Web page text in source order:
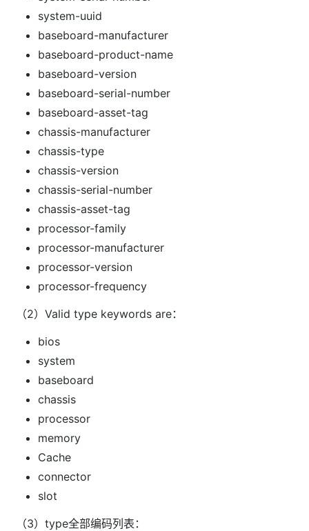
system-uuid
baseboard-manufacturer
baseboard-product-name
baseboard-version
baseboard-serial-number
baseboard-asset-tag
chassis-manufacturer
chassis-type
chassis-version
chassis-serial-number
chassis-asset-tag
processor-family
processor-manufacturer
processor-version
processor-frequency
（2）Valid type keywords are：
bios
system
baseboard
chassis
processor
memory
Cache
connector
slot
（3）type全部编码列表：